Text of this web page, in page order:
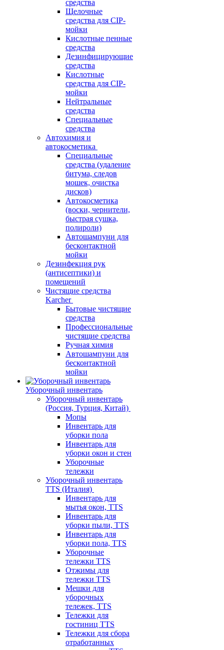
средства
Щелочные
средства для CIP-
мойки
Кислотные пенные
средства
Дезинфицирующие
средства
Кислотные
средства для CIP-
мойки
Нейтральные
средства
Специальные
средства
Автохимия и
автокосметика
Специальные
средства (удаление
битума, следов
мошек, очистка
дисков)
Автокосметика
(воски, чернители,
быстрая сушка,
полироли)
Автошампуни для
бесконтактной
мойки
Дезинфекция рук
(антисептики) и
помещений
Чистящие средства
Karcher
Бытовые чистящие
средства
Профессиональные
чистящие средства
Ручная химия
Автошампуни для
бесконтактной
мойки
Уборочный инвентарь
Уборочный инвентарь
(Россия, Турция, Китай)
Мопы
Инвентарь для
уборки пола
Инвентарь для
уборки окон и стен
Уборочные
тележки
Уборочный инвентарь
TTS (Италия)
Инвентарь для
мытья окон, TTS
Инвентарь для
уборки пыли, TTS
Инвентарь для
уборки пола, TTS
Уборочные
тележки TTS
Отжимы для
тележки TTS
Мешки для
уборочных
тележек, TTS
Тележки для
гостиниц TTS
Тележки для сбора
отработанных